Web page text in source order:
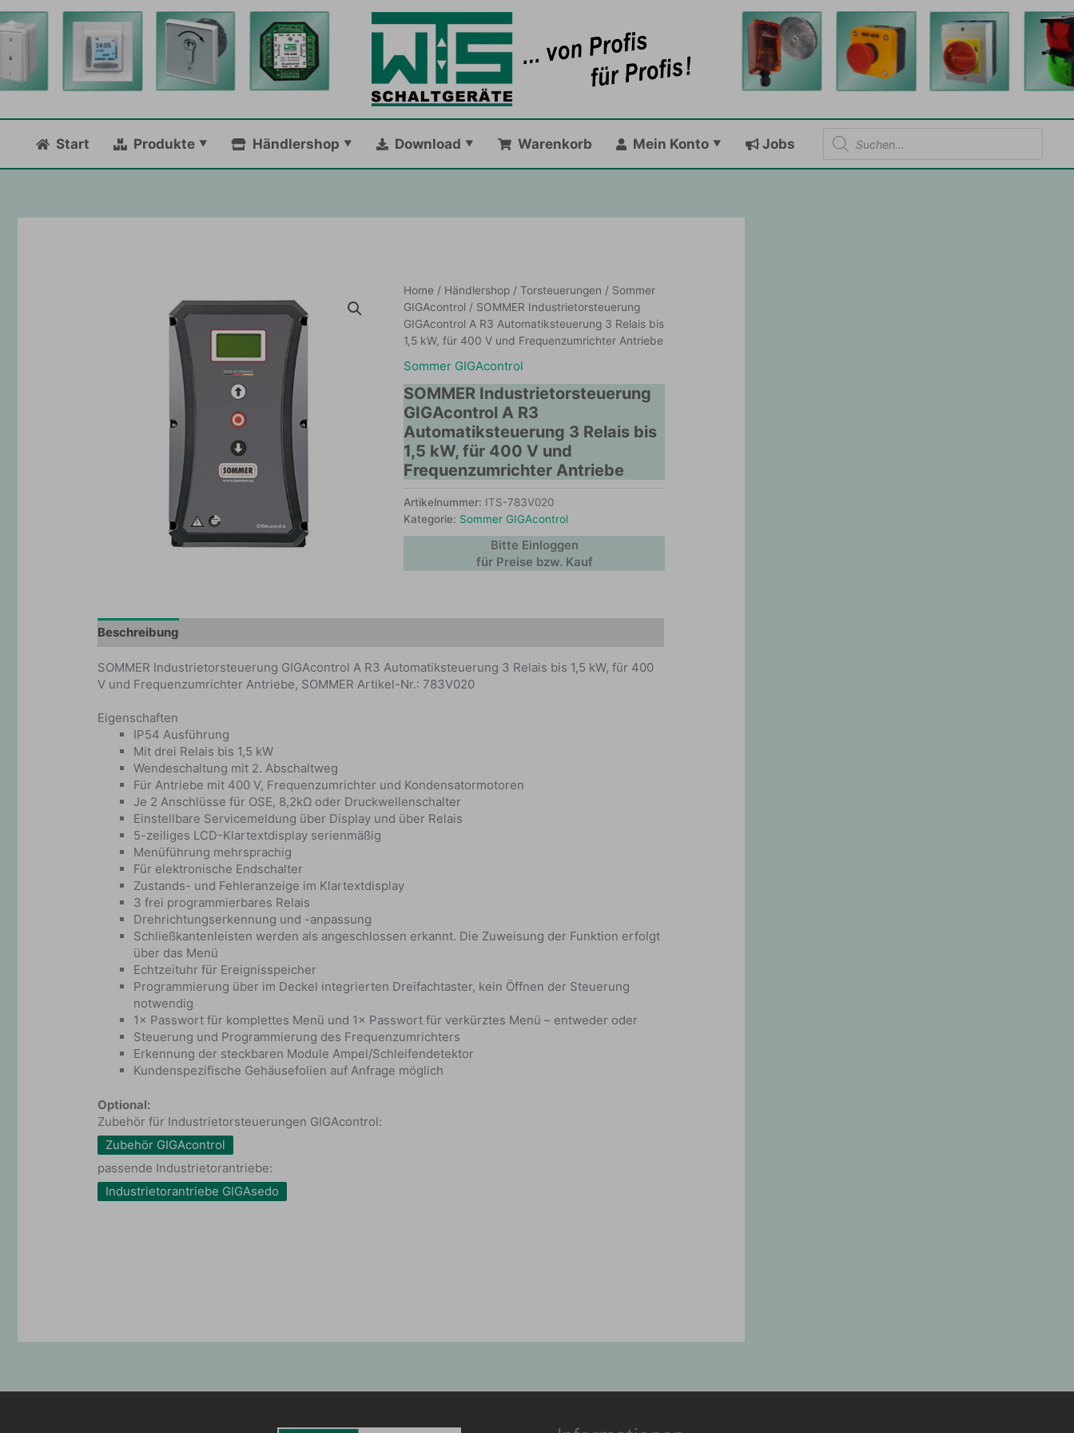
Zum
Inhalt
springen
Start Produkte Händlershop Download Warenkorb Mein Konto Jobs
Products
search
Home / Händlershop /Torsteuerungen / Sommer
GIGAcontrol / SOMMER Industrietorsteuerung
GIGAcontrol A R3 Automatiksteuerung 3 Relais bis
1,5 kW, für 400 V und Frequenzumrichter Antriebe
Sommer GIGAcontrol
SOMMER Industrietorsteuerung
GIGAcontrol A R3
Automatiksteuerung 3 Relais bis
1,5 kW, für 400 V und
Frequenzumrichter Antriebe
Artikelnummer: ITS-783V020
Kategorie: Sommer GIGAcontrol
Bitte Einloggen
für Preise bzw. Kauf
Beschreibung
SOMMER Industrietorsteuerung GIGAcontrol A R3 Automatiksteuerung 3 Relais bis 1,5 kW, für 400
V und Frequenzumrichter Antriebe, SOMMER Artikel-Nr.: 783V020
Eigenschaften
IP54 Ausführung
Mit drei Relais bis 1,5 kW
Wendeschaltung mit 2. Abschaltweg
Für Antriebe mit 400 V, Frequenzumrichter und Kondensatormotoren
Je 2 Anschlüsse für OSE, 8,2kΩ oder Druckwellenschalter
Einstellbare Servicemeldung über Display und über Relais
5-zeiliges LCD-Klartextdisplay serienmäßig
Menüführung mehrsprachig
Für elektronische Endschalter
Zustands- und Fehleranzeige im Klartextdisplay
3 frei programmierbares Relais
Drehrichtungserkennung und -anpassung
Schließkantenleisten werden als angeschlossen erkannt. Die Zuweisung der Funktion erfolgt
über das Menü
Echtzeituhr für Ereignisspeicher
Programmierung über im Deckel integrierten Dreifachtaster, kein Öffnen der Steuerung
notwendig
1× Passwort für komplettes Menü und 1× Passwort für verkürztes Menü – entweder oder
Steuerung und Programmierung des Frequenzumrichters
Erkennung der steckbaren Module Ampel/Schleifendetektor
Kundenspezifische Gehäusefolien auf Anfrage möglich
Optional:
Zubehör für Industrietorsteuerungen GIGAcontrol:
Zubehör GIGAcontrol
passende Industrietorantriebe:
Industrietorantriebe GIGAsedo